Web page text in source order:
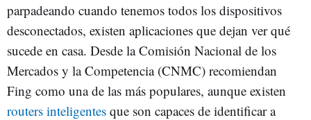
parpadeando cuando tenemos todos los dispositivos
desconectados, existen aplicaciones que dejan ver qué
sucede en casa. Desde la Comisión Nacional de los
Mercados y la Competencia (CNMC) recomiendan
Fing como una de las más populares, aunque existen
routers inteligentes que son capaces de identificar a